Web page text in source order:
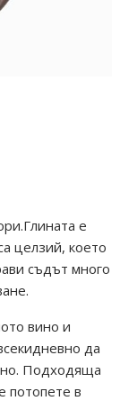
е
целзий, което
съдът много
вино и
да
Подходяща
потопете в